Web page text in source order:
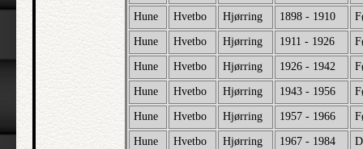
Hune Hvetbo Hjørring 1898 - 1910
Hune Hvetbo Hjørring 1911 - 1926
Hune Hvetbo Hjørring 1926 - 1942
Hune Hvetbo Hjørring 1943 - 1956
Hune Hvetbo Hjørring 1957 - 1966
Hune Hvetbo Hjørring 1967 - 1984